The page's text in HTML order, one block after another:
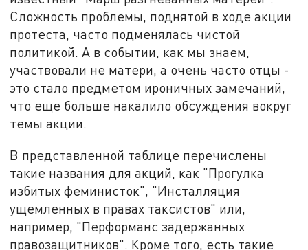
Сложность проблемы, поднятой в ходе акции
протеста, часто подменялась чистой
политикой. А в событии, как мы знаем,
участвовали не матери, а очень часто отцы -
это стало предметом ироничных замечаний,
что еще больше накалило обсуждения вокруг
темы акции.
В представленной таблице перечислены
такие названия для акций, как "Прогулка
избитых феминисток", "Инсталляция
ущемленных в правах таксистов" или,
например, "Перформанс задержанных
правозащитников". Кроме того, есть такие